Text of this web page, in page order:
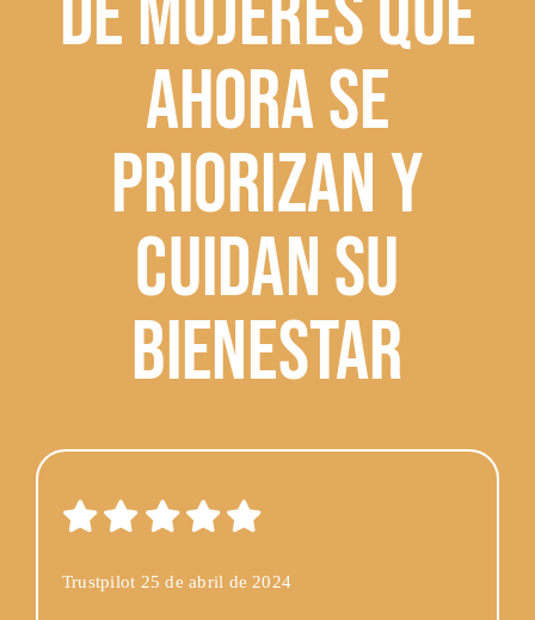
ahora se
priorizan y
cuidan su
bienestar
Trustpilot 25 de abril de 2024